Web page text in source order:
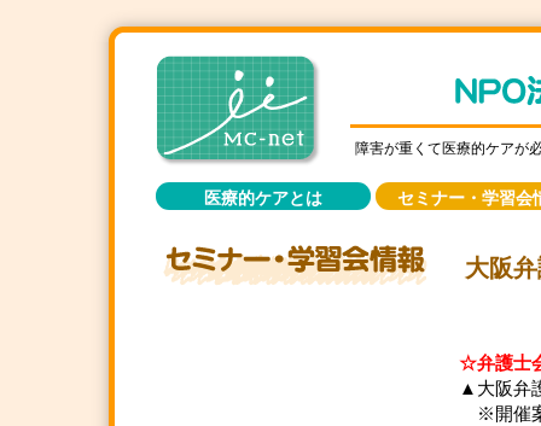
障害が重くて医療的ケアが
医療的ケアとは セミナー・学習会
大阪
☆弁護士
▲大阪弁
※開催